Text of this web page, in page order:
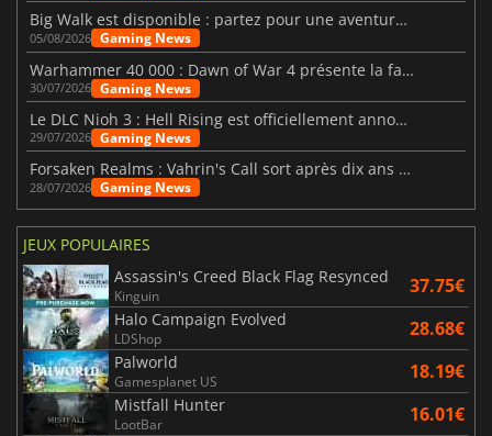
Big Walk est disponible : partez pour une aventure entre amis
05/08/2026 Gaming News
Warhammer 40 000 : Dawn of War 4 présente la faction des Nécrons
30/07/2026 Gaming News
Le DLC Nioh 3 : Hell Rising est officiellement annoncé
29/07/2026 Gaming News
Forsaken Realms : Vahrin's Call sort après dix ans de développement
28/07/2026 Gaming News
JEUX POPULAIRES
Assassin's Creed Black Flag Resynced
Kinguin 37.75€
Halo Campaign Evolved
LDShop 28.68€
Palworld
Gamesplanet US 18.19€
Mistfall Hunter
LootBar 16.01€